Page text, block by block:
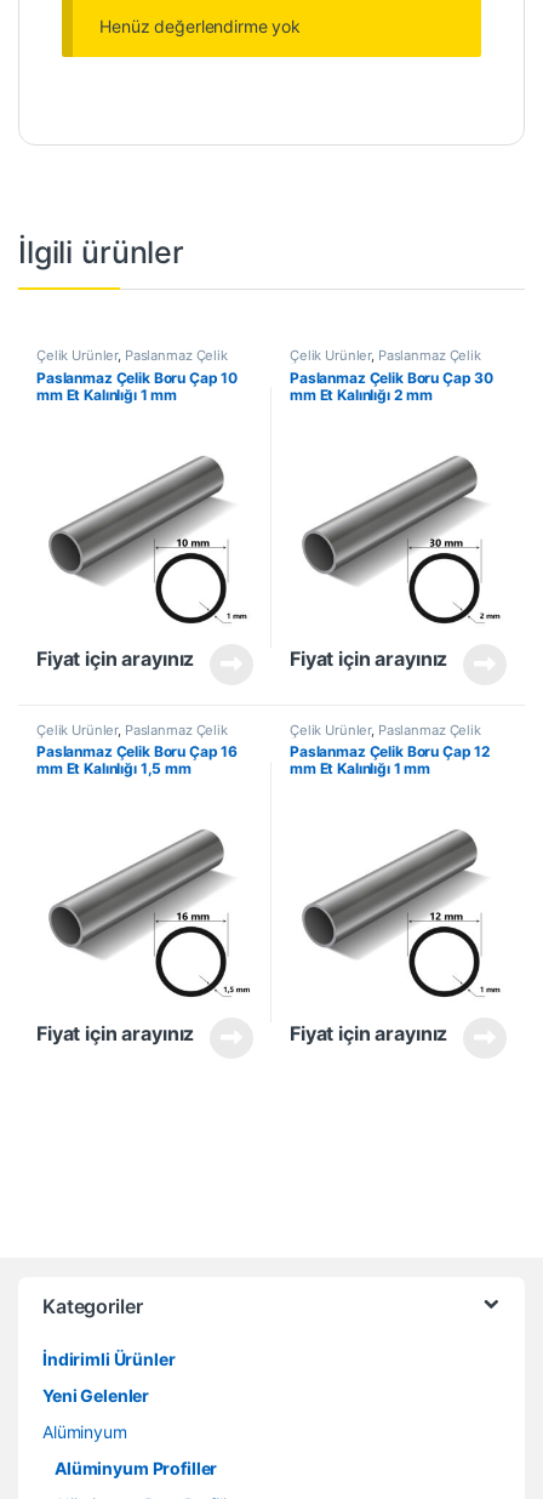
Henüz değerlendirme yok
İlgili ürünler
Çelik Ürünler, Paslanmaz Çelik
Boru
Paslanmaz Çelik Boru Çap 10
mm Et Kalınlığı 1 mm
Fiyat için arayınız
Çelik Ürünler, Paslanmaz Çelik
Boru
Paslanmaz Çelik Boru Çap 30
mm Et Kalınlığı 2 mm
Fiyat için arayınız
Çelik Ürünler, Paslanmaz Çelik
Boru
Paslanmaz Çelik Boru Çap 16
mm Et Kalınlığı 1,5 mm
Fiyat için arayınız
Çelik Ürünler, Paslanmaz Çelik
Boru
Paslanmaz Çelik Boru Çap 12
mm Et Kalınlığı 1 mm
Fiyat için arayınız
Kategoriler
İndirimli Ürünler
Yeni Gelenler
Alüminyum
Alüminyum Profiller